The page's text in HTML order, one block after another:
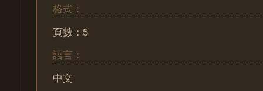
格式：
頁數：5
語言：
中文